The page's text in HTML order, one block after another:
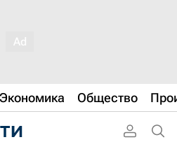
Экономика Общество